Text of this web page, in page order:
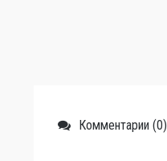
Комментарии (0)